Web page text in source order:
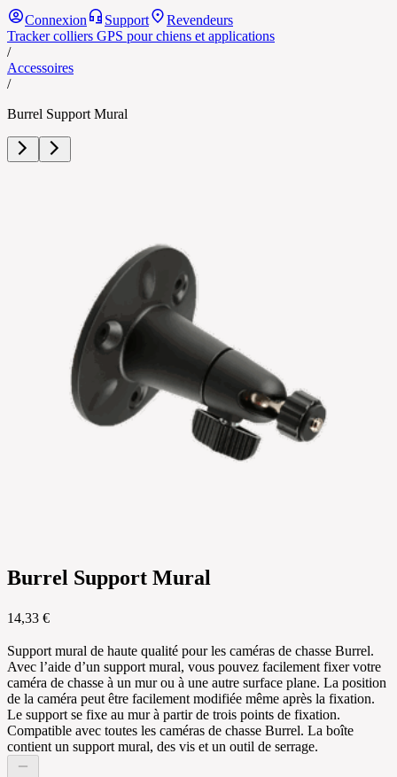
Connexion Support
Revendeurs
Tracker colliers GPS pour chiens et applications
/
Accessoires
/
Burrel Support Mural
Burrel Support Mural
14,33 €
Support mural de haute qualité pour les caméras de chasse Burrel.
Avec l’aide d’un support mural, vous pouvez facilement fixer votre
caméra de chasse à un mur ou à une autre surface plane. La position
de la caméra peut être facilement modifiée même après la fixation.
Le support se fixe au mur à partir de trois points de fixation.
Compatible avec toutes les caméras de chasse Burrel. La boîte
contient un support mural, des vis et un outil de serrage.